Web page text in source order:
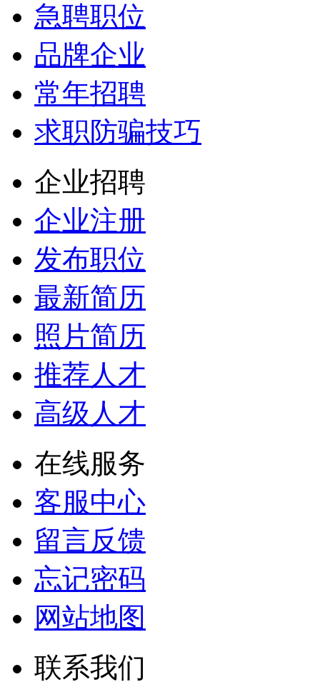
急聘职位
品牌企业
常年招聘
求职防骗技巧
企业招聘
企业注册
发布职位
最新简历
照片简历
推荐人才
高级人才
在线服务
客服中心
留言反馈
忘记密码
网站地图
联系我们